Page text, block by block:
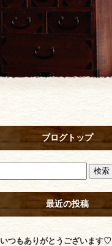
ブログトップ
最近の投稿
いつもありがとうございます♡